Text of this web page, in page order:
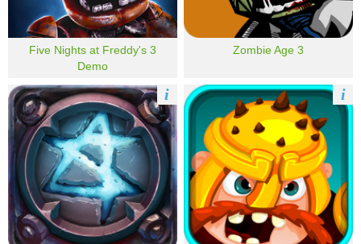
Five Nights at Freddy's 3
Demo
Zombie Age 3
i i